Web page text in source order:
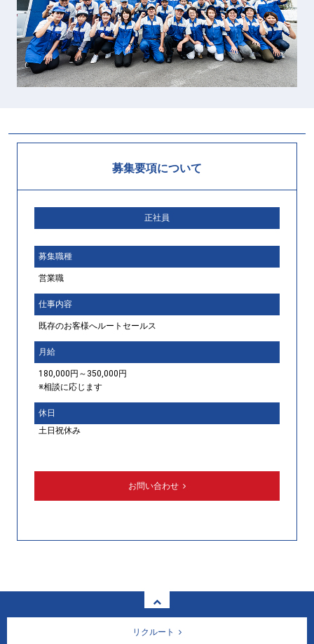
募集要項について
正社員
募集職種
営業職
仕事内容
既存のお客様へルートセールス
月給
180,000円～350,000円
※相談に応じます
休日
土日祝休み
お問い合わせ
リクルート